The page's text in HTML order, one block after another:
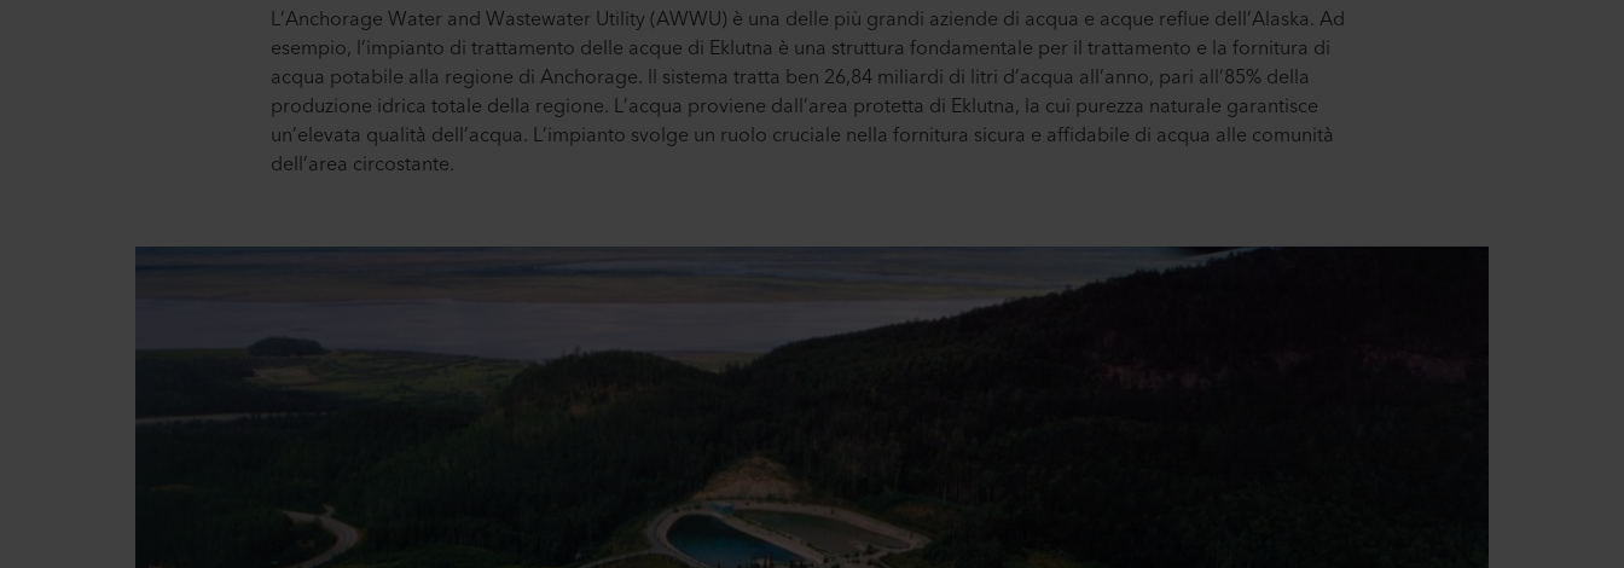
L’Anchorage Water and Wastewater Utility (AWWU) è una delle più grandi aziende di acqua e acque reflue dell’Alaska. Ad
esempio, l’impianto di trattamento delle acque di Eklutna è una struttura fondamentale per il trattamento e la fornitura di
acqua potabile alla regione di Anchorage. Il sistema tratta ben 26,84 miliardi di litri d’acqua all’anno, pari all’85% della
produzione idrica totale della regione. L’acqua proviene dall’area protetta di Eklutna, la cui purezza naturale garantisce
un’elevata qualità dell’acqua. L’impianto svolge un ruolo cruciale nella fornitura sicura e affidabile di acqua alle comunità
dell’area circostante.